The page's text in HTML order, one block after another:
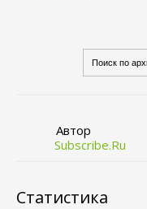
Автор
Subscribe.Ru
Статистика